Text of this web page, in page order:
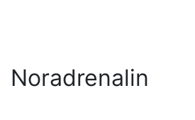
Noradrenalin